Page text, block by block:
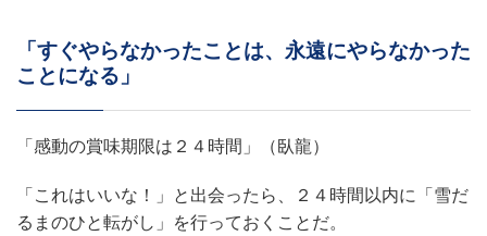
「すぐやらなかったことは、永遠にやらなかった
ことになる」
「感動の賞味期限は２４時間」（臥龍）
「これはいいな！」と出会ったら、２４時間以内に「雪だ
るまのひと転がし」を行っておくことだ。